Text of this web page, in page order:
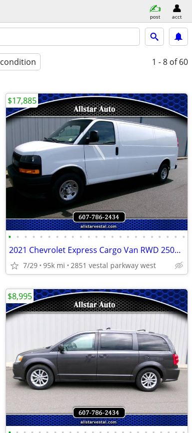
post acct
condition 1 - 8 of 60
• • • • • • • • • • • • • • • • • • • • • • •
2021 Chevrolet Express Cargo Van RWD 2500 155
7/29 95k mi 2851 vestal parkway west
$17,885
$8,995